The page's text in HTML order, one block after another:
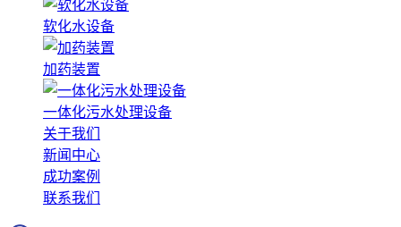
软化水设备
加药装置
一体化污水处理设备
关于我们
新闻中心
成功案例
联系我们